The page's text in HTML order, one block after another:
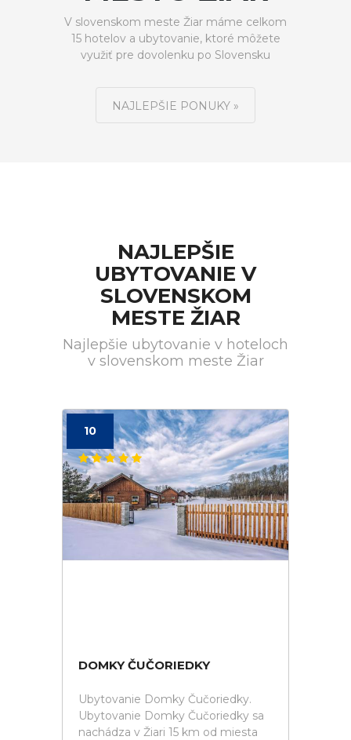
V slovenskom meste Žiar máme celkom
15 hotelov a ubytovanie, ktoré môžete
využiť pre dovolenku po Slovensku
NAJLEPŠIE PONUKY »
NAJLEPŠIE
UBYTOVANIE V
SLOVENSKOM
MESTE ŽIAR
Najlepšie ubytovanie v hoteloch
v slovenskom meste Žiar
10
DOMKY ČUČORIEDKY
Ubytovanie Domky Čučoriedky.
Ubytovanie Domky Čučoriedky sa
nachádza v Žiari 15 km od miesta